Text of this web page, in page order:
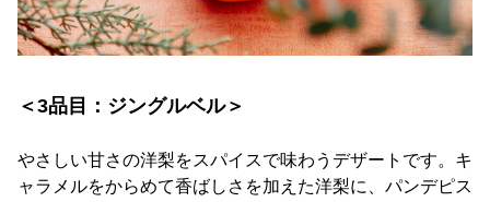
＜3品目：ジングルベル＞
やさしい甘さの洋梨をスパイスで味わうデザートです。キ
ャラメルをからめて香ばしさを加えた洋梨に、パンデピス